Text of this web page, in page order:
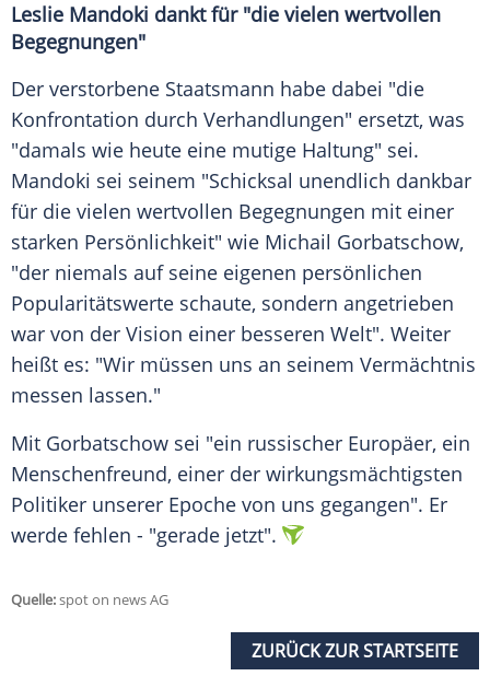
Leslie Mandoki dankt für "die vielen wertvollen
Begegnungen"
Der verstorbene Staatsmann habe dabei "die
Konfrontation durch Verhandlungen" ersetzt, was
"damals wie heute eine mutige Haltung" sei.
Mandoki sei seinem "Schicksal unendlich dankbar
für die vielen wertvollen Begegnungen mit einer
starken Persönlichkeit" wie Michail Gorbatschow,
"der niemals auf seine eigenen persönlichen
Popularitätswerte schaute, sondern angetrieben
war von der Vision einer besseren Welt". Weiter
heißt es: "Wir müssen uns an seinem Vermächtnis
messen lassen."
Mit Gorbatschow sei "ein russischer Europäer, ein
Menschenfreund, einer der wirkungsmächtigsten
Politiker unserer Epoche von uns gegangen". Er
werde fehlen - "gerade jetzt".
Quelle:spot on news AG
ZURÜCK ZUR STARTSEITE